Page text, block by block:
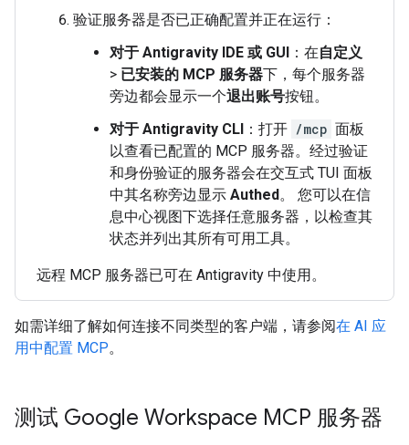
验证服务器是否已正确配置并正在运行：
对于 Antigravity IDE 或 GUI ：在自定义
> 已安装的 MCP 服务器下，每个服务器
旁边都会显示一个退出账号按钮。
对于 Antigravity CLI ：打开 /mcp 面板
以查看已配置的 MCP 服务器。经过验证
和身份验证的服务器会在交互式 TUI 面板
中其名称旁边显示 Authed。 您可以在信
息中心视图下选择任意服务器，以检查其
状态并列出其所有可用工具。
远程 MCP 服务器已可在 Antigravity 中使用。
如需详细了解如何连接不同类型的客户端，请参阅在 AI 应
用中配置 MCP。
测试 Google Workspace MCP 服务器